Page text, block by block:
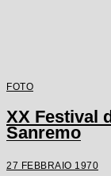
FOTO
XX Festival
Sanremo
27 FEBBRAIO 1970